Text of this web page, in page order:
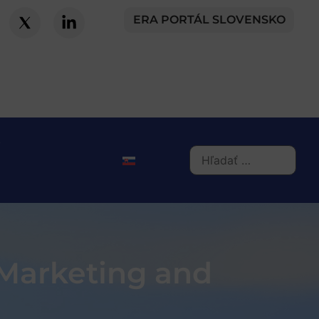
ERA PORTÁL SLOVENSKO
and